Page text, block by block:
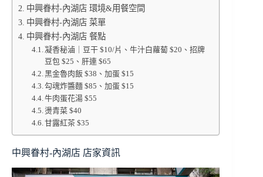
中興眷村-內湖店 環境&用餐空間
中興眷村-內湖店 菜單
中興眷村-內湖店 餐點
凝香秘滷｜豆干 $10/片、牛汁白蘿蔔 $20、招牌
豆包 $25、肝連 $65
黑金魯肉飯 $38、加蛋 $15
勾魂炸醬麵 $85、加蛋 $15
牛肉蛋花湯 $55
燙青菜 $40
甘露紅茶 $35
中興眷村-內湖店 店家資訊